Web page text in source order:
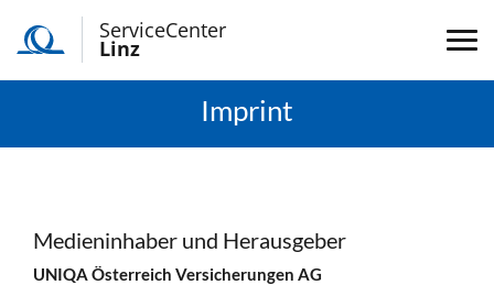
ServiceCenter
Linz
Imprint
Medieninhaber und Herausgeber
UNIQA Österreich Versicherungen AG